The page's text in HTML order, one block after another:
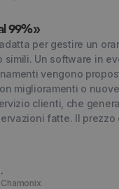
99%»
per gestire un
simili. Un software in
vengono
miglioramenti o
clienti, che
fatte. Il prezzo